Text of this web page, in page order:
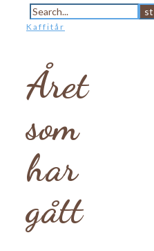
Kaffitår
Året
som
har
gått